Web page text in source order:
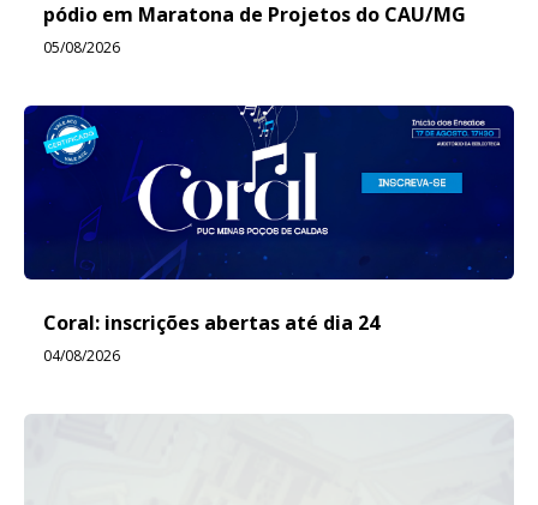
pódio em Maratona de Projetos do CAU/MG
05/08/2026
Coral: inscrições abertas até dia 24
04/08/2026